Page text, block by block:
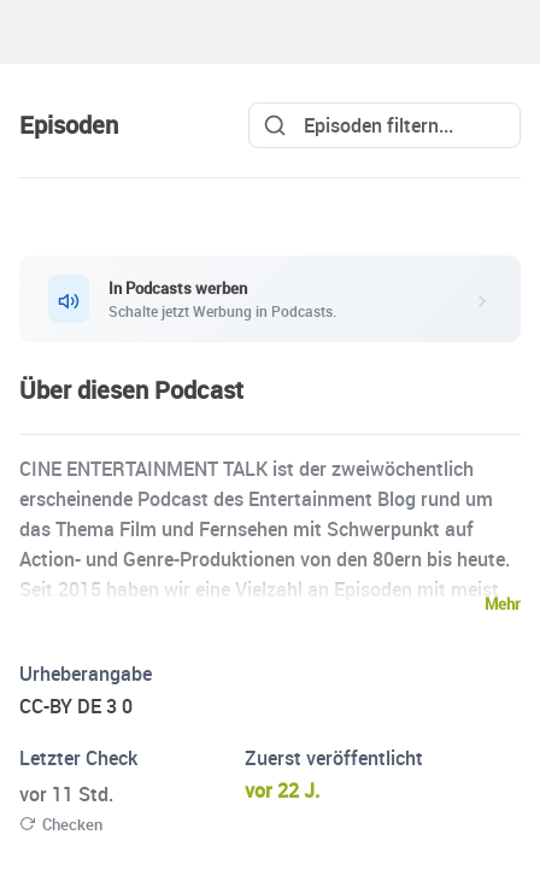
Episoden
In Podcasts werben
Schalte jetzt Werbung in Podcasts.
Über diesen Podcast
CINE ENTERTAINMENT TALK ist der zweiwöchentlich
erscheinende Podcast des Entertainment Blog rund um
das Thema Film und Fernsehen mit Schwerpunkt auf
Action- und Genre-Produktionen von den 80ern bis heute.
Seit 2015 haben wir eine Vielzahl an Episoden mit meist
sicher. Bis dato haben wir u.a. Tribute an
Meisterregisseure wie Wes Craven, Richard Donner und
Christopher Lee, Analysen der Oscar-Verleihungen sowie
vor allem ausführliche Kritiken weltberühmter Franchises
wie MISSION: IMPOSSIBLE, TERMINATOR und ALIEN
Mehr
Urheberangabe
CC-BY DE 3 0
Letzter Check
vor 11 Std.
Checken
Zuerst veröffentlicht
vor 22 J.